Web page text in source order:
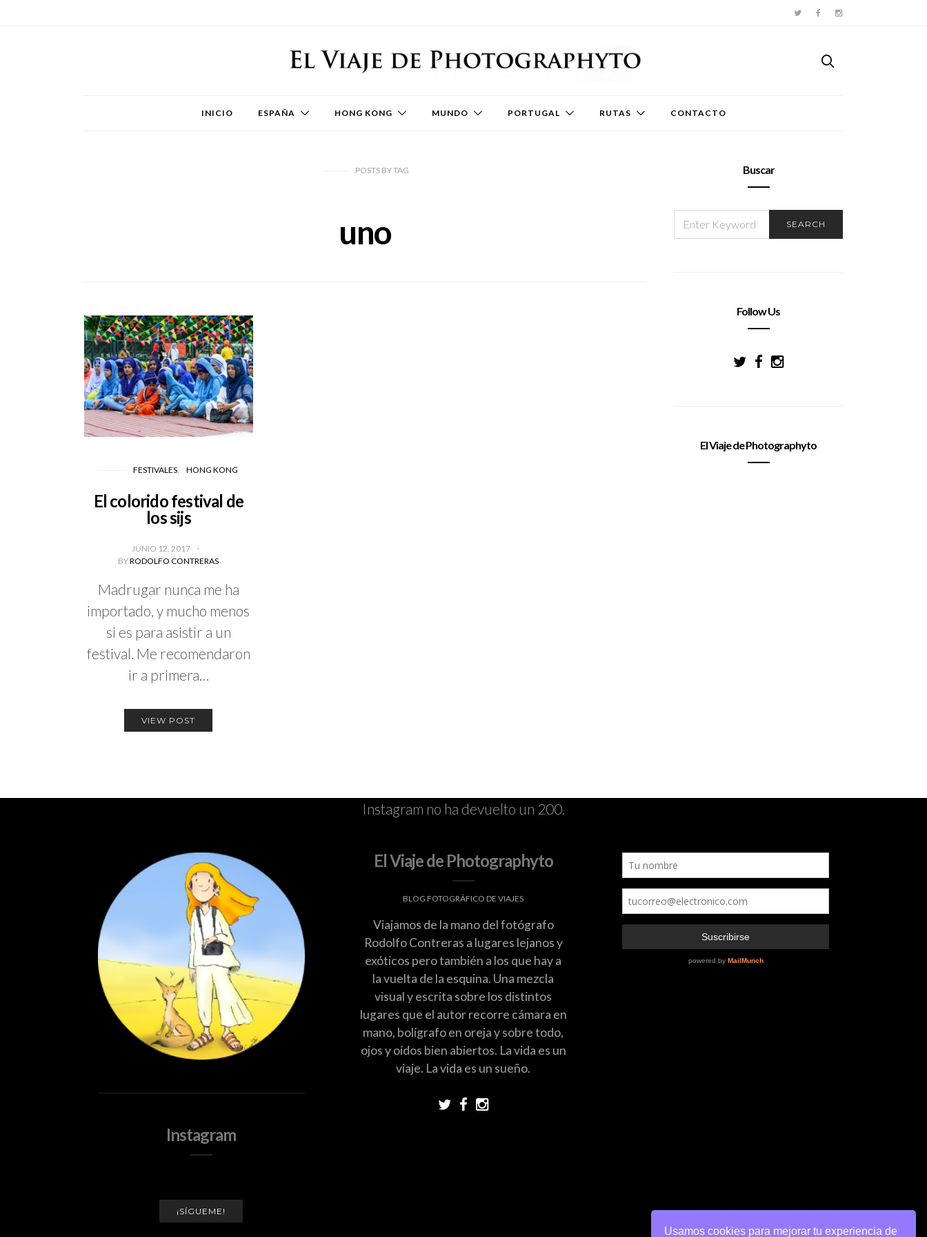
INICIO ESPAÑA HONG KONG MUNDO PORTUGAL RUTAS CONTACTO
POSTS BYTAG
uno
FESTIVALES HONG KONG
El colorido festival de
los sijs
JUNIO 12, 2017
BYRODOLFO CONTRERAS
Madrugar nunca me ha
importado, y mucho menos
si es para asistir a un
festival. Me recomendaron
ir a primera…
VIEW POST
Buscar
FOR:
SEARCH
Follow Us
El Viaje de Photographyto
Instagram no ha devuelto un 200.
Instagram
¡SÍGUEME!
El Viaje de Photographyto
BLOG FOTOGRÁFICO DE VIAJES
Viajamos de la mano del fotógrafo
Rodolfo Contreras a lugares lejanos y
exóticos pero también a los que hay a
la vuelta de la esquina. Una mezcla
visual y escrita sobre los distintos
lugares que el autor recorre cámara en
mano, bolígrafo en oreja y sobre todo,
ojos y oídos bien abiertos. La vida es un
viaje. La vida es un sueño.
Usamos cookies para mejorar tu experiencia de